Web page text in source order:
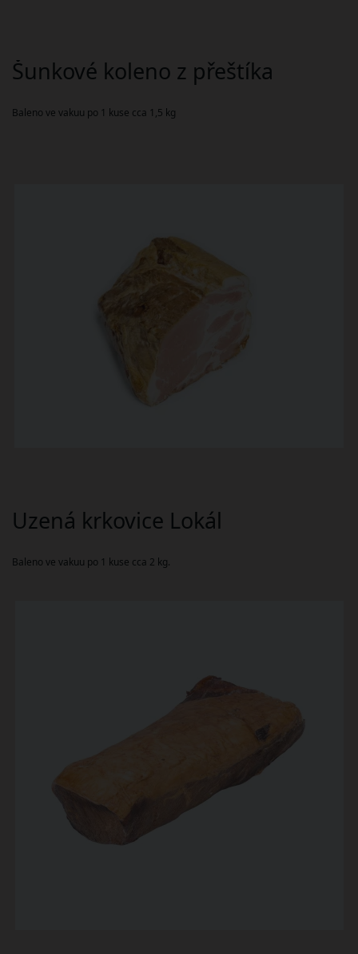
Baleno ve vakuu po 1 kuse cca 1,5 kg
Šunkové koleno z přeštíka
Baleno ve vakuu po 1 kuse cca 2 kg.
Uzená krkovice Lokál